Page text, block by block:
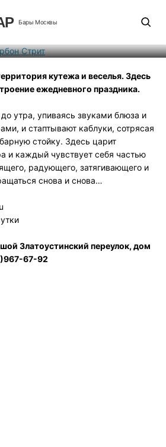
Бары Москвы
Стрит
кутежа и веселья. Здесь
ежедневного праздника.
утра, упиваясь звуками блюза и
и стаптывают каблуки, сотрясая
стойку. Здесь царит
и каждый чувствует себя частью
радующего, затягивающего и
снова и снова…
Златоустинский переулок, дом
67-92